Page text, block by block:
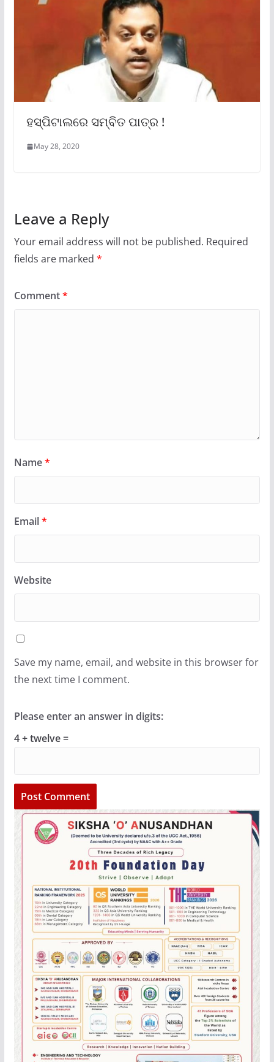
ହସ୍ପିଟାଲରେ ସମ୍ବିତ ପାତ୍ର !
May 28, 2020
Leave a Reply
Your email address will not be published. Required
fields are marked *
Comment*
Name*
Email*
Website
Save my name, email, and website in this browser for
the next time I comment.
Please enter an answer in digits:
4 + twelve =